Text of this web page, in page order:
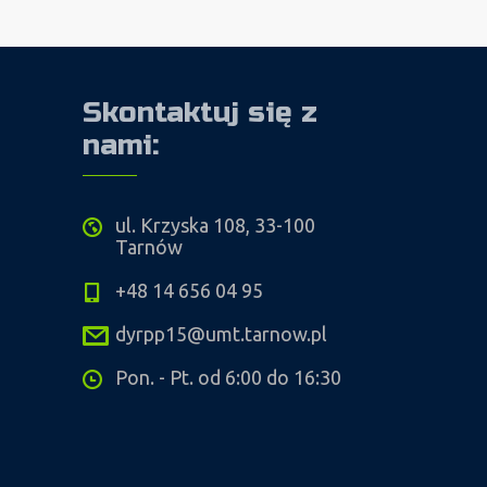
Skontaktuj się z
nami:
ul. Krzyska 108, 33-100
Tarnów
+48 14 656 04 95
dyrpp15@umt.tarnow.pl
Pon. - Pt. od 6:00 do 16:30